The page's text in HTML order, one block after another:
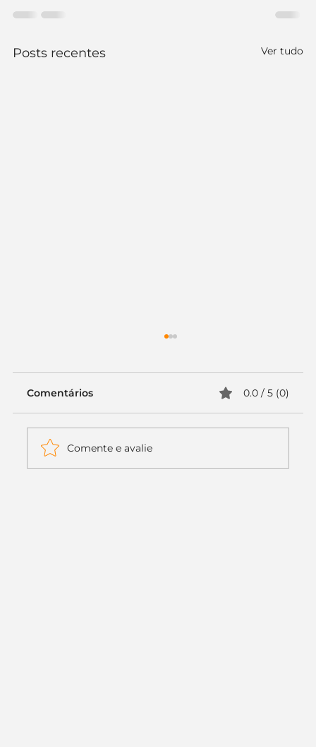
Posts recentes Ver tudo
Comentários 0.0 / 5 (0)
Comente e avalie